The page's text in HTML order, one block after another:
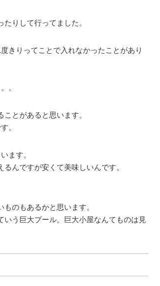
りして行ってました。
きりってことで入れなかったことがあり
。
とがあると思います。
。
ます。
んですが安くて美味しいんです。
のもあるかと思います。
う巨大プール。巨大小屋なんてものは見